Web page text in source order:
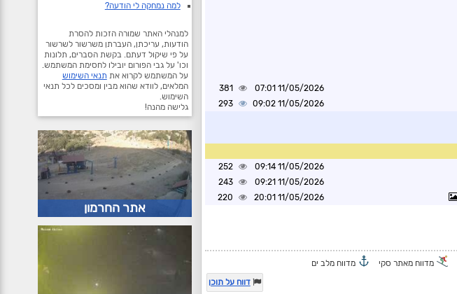
11/05/2026 07:01
381
11/05/2026 09:02
293
11/05/2026 09:14
252
11/05/2026 09:21
243
11/05/2026 20:01
220
מדווח מאתר סקי
מדווח מלב ים
דווח על תוכן
למה נמחקה לי הודעה?
למנהלי האתר שמורה הזכות להסרת
הודעות, עריכתן, העברתן משרשור לשרשור
על פי שיקול דעתם. בקשת הסברים, תלונות
וכו' על גבי הפורום יובילו לחסימת המשתמש.
על המשתמש לקרוא את תנאי השימוש
המלאים, לוודא שהוא מבין ומסכים לכל תנאי
השימוש.
גלישה מהנה!
אתר החרמון